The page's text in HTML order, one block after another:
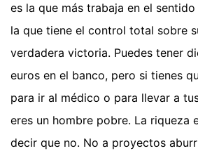
es la que más trabaja en el
la que tiene el control total sobre
verdadera victoria. Puedes tener
euros en el banco, pero si tienes
para ir al médico o para llevar a
eres un hombre pobre. La riqueza
decir que no. No a proyectos